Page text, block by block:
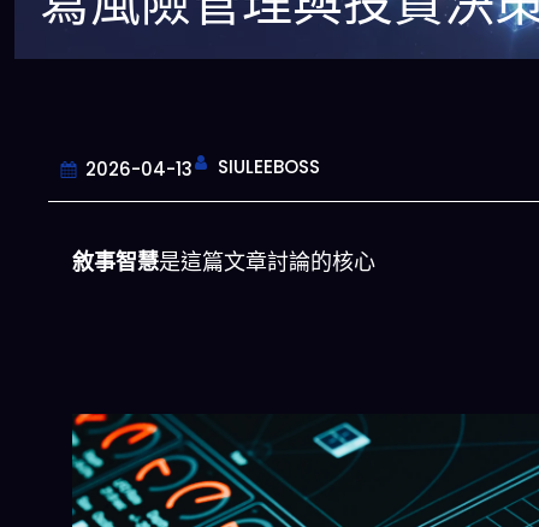
2026-04-13 SIULEEBOSS
敘事智慧是這篇文章討論的核心